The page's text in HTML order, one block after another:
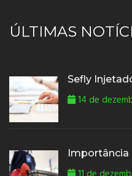
ÚLTIMAS
Sefly
14 de